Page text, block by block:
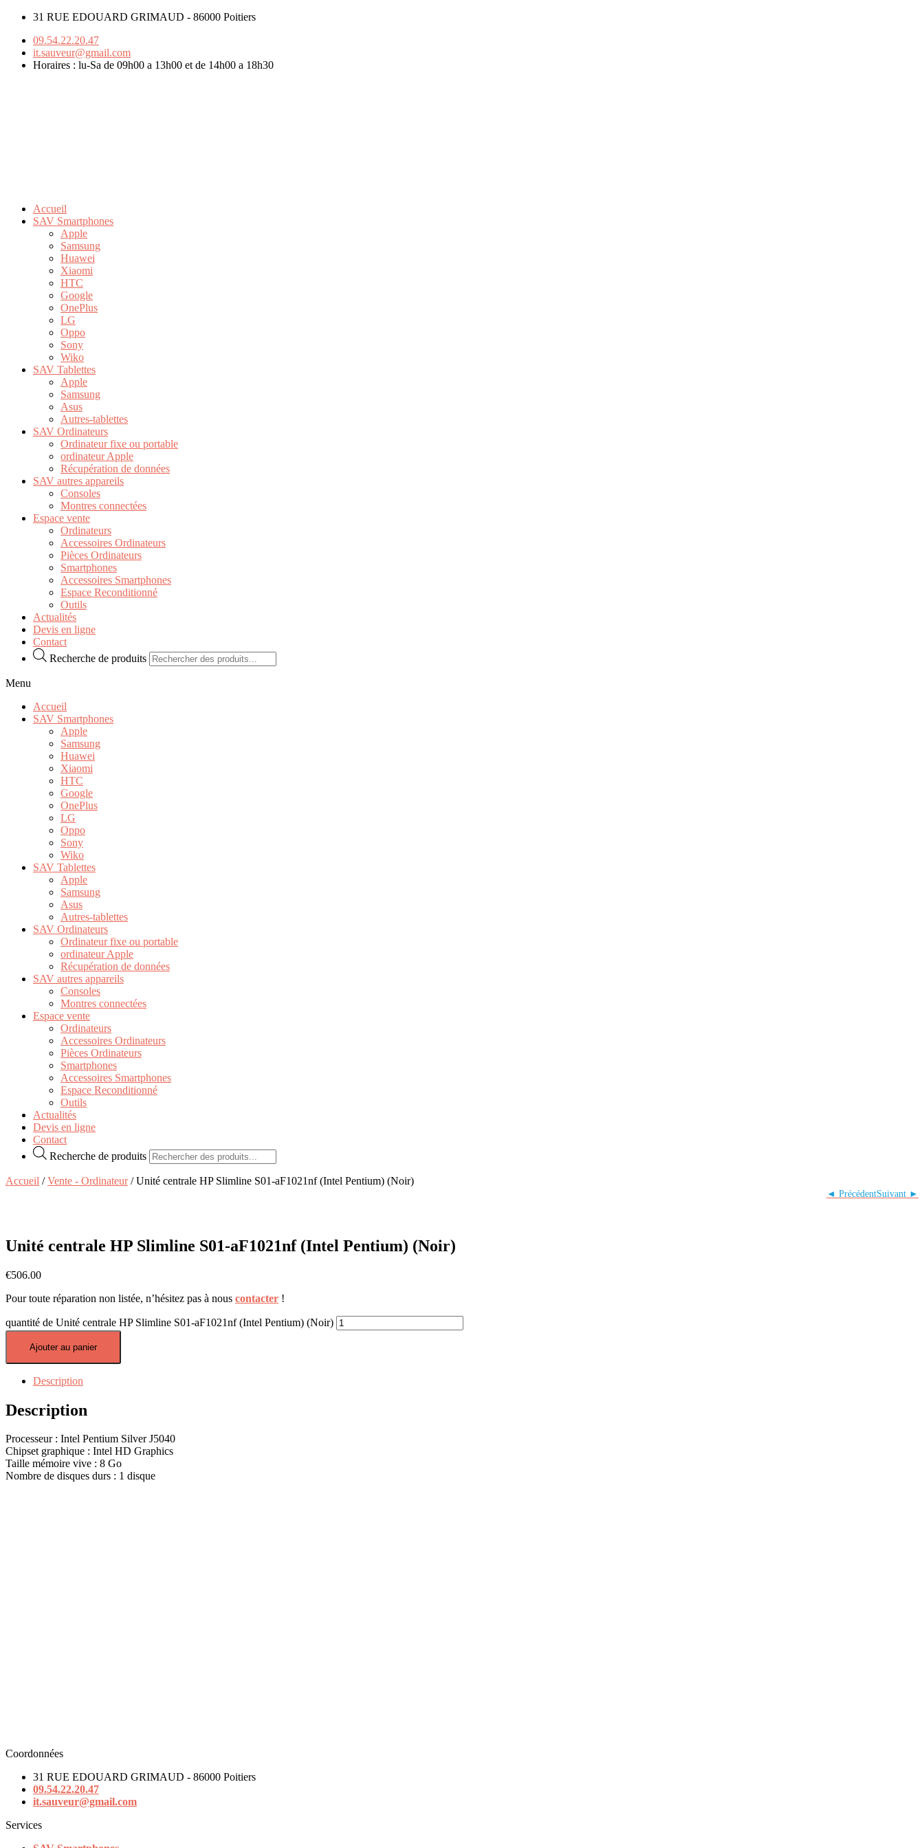
31 RUE EDOUARD GRIMAUD - 86000 Poitiers
09.54.22.20.47
it.sauveur@gmail.com
Horaires : lu-Sa de 09h00 a 13h00 et de 14h00 a 18h30
Accueil
SAV Smartphones
Apple
Samsung
Huawei
Xiaomi
HTC
Google
OnePlus
LG
Oppo
Sony
Wiko
SAV Tablettes
Apple
Samsung
Asus
Autres-tablettes
SAV Ordinateurs
Ordinateur fixe ou portable
ordinateur Apple
Récupération de données
SAV autres appareils
Consoles
Montres connectées
Espace vente
Ordinateurs
Accessoires Ordinateurs
Pièces Ordinateurs
Smartphones
Accessoires Smartphones
Espace Reconditionné
Outils
Actualités
Devis en ligne
Contact
Recherche de produits
Menu
Accueil
SAV Smartphones
Apple
Samsung
Huawei
Xiaomi
HTC
Google
OnePlus
LG
Oppo
Sony
Wiko
SAV Tablettes
Apple
Samsung
Asus
Autres-tablettes
SAV Ordinateurs
Ordinateur fixe ou portable
ordinateur Apple
Récupération de données
SAV autres appareils
Consoles
Montres connectées
Espace vente
Ordinateurs
Accessoires Ordinateurs
Pièces Ordinateurs
Smartphones
Accessoires Smartphones
Espace Reconditionné
Outils
Actualités
Devis en ligne
Contact
Recherche de produits
Accueil /Vente - Ordinateur/ Unité centrale HP Slimline S01-aF1021nf (Intel Pentium) (Noir)
Unité centrale HP Slimline S01-aF1021nf (Intel Pentium) (Noir)
€506.00
Pour toute réparation non listée, n’hésitez pas à nous contacter !
quantité de Unité centrale HP Slimline S01-aF1021nf (Intel Pentium) (Noir)
Ajouter au panier
Description
Description
Processeur : Intel Pentium Silver J5040
Chipset graphique : Intel HD Graphics
Taille mémoire vive : 8 Go
Nombre de disques durs : 1 disque
Coordonnées
31 RUE EDOUARD GRIMAUD - 86000 Poitiers
09.54.22.20.47
it.sauveur@gmail.com
Services